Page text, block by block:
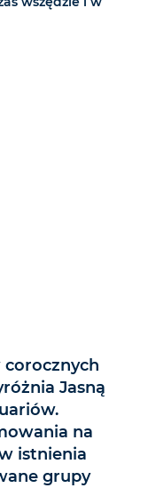
corocznych
Jasną
na
istnienia
grupy